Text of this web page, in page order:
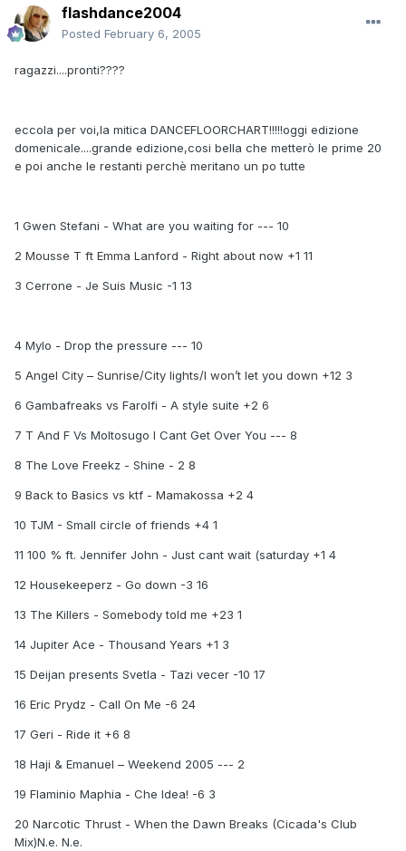
flashdance2004
Posted February 6, 2005
ragazzi....pronti????
eccola per voi,la mitica DANCEFLOORCHART!!!!!oggi edizione
domenicale....grande edizione,cosi bella che metterò le prime 20
e poi anche le restanti perchè meritano un po tutte
1 Gwen Stefani - What are you waiting for --- 10
2 Mousse T ft Emma Lanford - Right about now +1 11
3 Cerrone - Je Suis Music -1 13
4 Mylo - Drop the pressure --- 10
5 Angel City – Sunrise/City lights/I won’t let you down +12 3
6 Gambafreaks vs Farolfi - A style suite +2 6
7 T And F Vs Moltosugo I Cant Get Over You --- 8
8 The Love Freekz - Shine - 2 8
9 Back to Basics vs ktf - Mamakossa +2 4
10 TJM - Small circle of friends +4 1
11 100 % ft. Jennifer John - Just cant wait (saturday +1 4
12 Housekeeperz - Go down -3 16
13 The Killers - Somebody told me +23 1
14 Jupiter Ace - Thousand Years +1 3
15 Deijan presents Svetla - Tazi vecer -10 17
16 Eric Prydz - Call On Me -6 24
17 Geri - Ride it +6 8
18 Haji & Emanuel – Weekend 2005 --- 2
19 Flaminio Maphia - Che Idea! -6 3
20 Narcotic Thrust - When the Dawn Breaks (Cicada's Club
Mix)N.e. N.e.